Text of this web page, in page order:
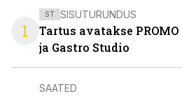
1
ST SISUTURUNDUS
Tartus avatakse
ja Gastro Studio
SAATED